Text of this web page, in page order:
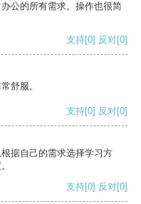
公的所有需求。操作也很简
支持[0] 反对[0]
舒服。
支持[0] 反对[0]
据自己的需求选择学习方
支持[0] 反对[0]